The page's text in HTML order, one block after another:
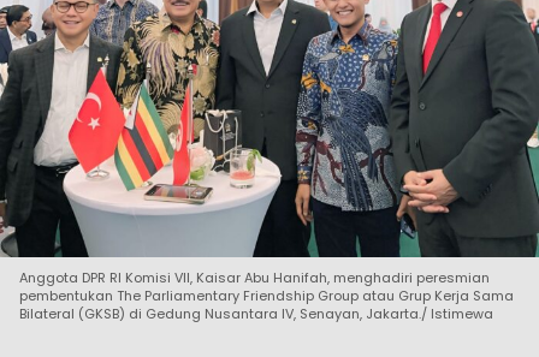
Anggota DPR RI Komisi VII, Kaisar Abu Hanifah, menghadiri peresmian
pembentukan The Parliamentary Friendship Group atau Grup Kerja Sama
Bilateral (GKSB) di Gedung Nusantara IV, Senayan, Jakarta./ Istimewa